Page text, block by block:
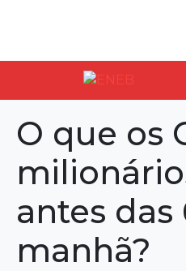
O que os
antes das
manhã?